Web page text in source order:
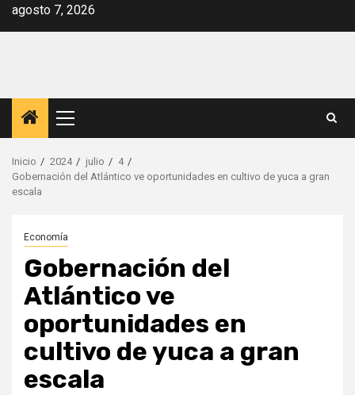
Saltar
agosto 7, 2026
Menú
principal
Inicio 2024 julio
4
Gobernación del Atlántico ve oportunidades en cultivo de yuca a gran
escala
Economía
Gobernación del
Atlántico ve
oportunidades en
cultivo de yuca a gran
escala